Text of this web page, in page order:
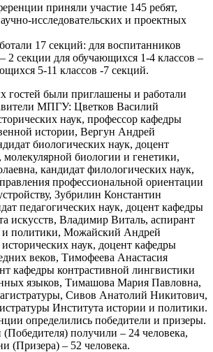
приняли участие 145 ребят,
исследовательских и проектных
17 секций: для воспитанников
2 секции для обучающихся 1-4 классов –
5-11 классов -7 секций.
гостей были приглашены и работали
МПГУ: Цветков Василий
наук, профессор кафедры
истории, Вергун Андрей
биологических наук, доцент
биологии и генетики,
кандидат филологических наук,
профессиональной ориентации
Зубрилин Константин
педагогических наук, доцент кафедры
искусств, Владимир Виталь, аспирант
и политики, Можайский Андрей
наук, доцент кафедры
веков, Тимофеева Анастасия
кафедры контрастивной лингвистики
языков, Тимашова Мария Павловна,
Сивов Анатолий Никитович,
Института истории и политики.
определились победители и призеры.
получили – 24 человека,
(Призера) – 52 человека.